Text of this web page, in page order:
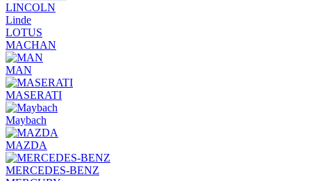
LINCOLN
Linde
LOTUS
MACHAN
MAN
MASERATI
Maybach
MAZDA
MERCEDES-BENZ